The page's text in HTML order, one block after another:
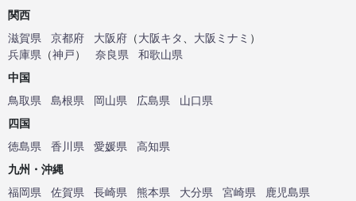
関西
滋賀県
京都府 大阪府 （大阪キタ 大阪ミナミ ）
兵庫県 （神戸） 奈良県
和歌山県
中国
鳥取県
島根県 岡山県 広島県
山口県
四国
徳島県
香川県 愛媛県
高知県
九州・沖縄
福岡県
佐賀県 長崎県 熊本県 大分県 宮崎県
鹿児島県